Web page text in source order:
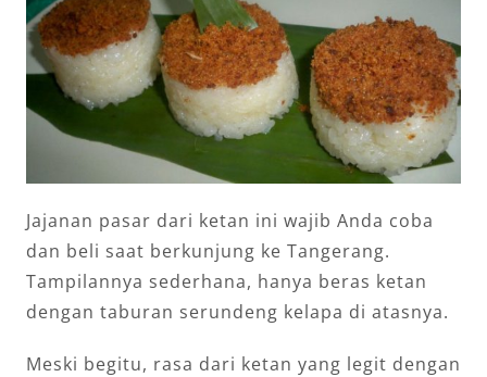
Jajanan pasar dari ketan ini wajib Anda coba
dan beli saat berkunjung ke Tangerang.
Tampilannya sederhana, hanya beras ketan
dengan taburan serundeng kelapa di atasnya.
Meski begitu, rasa dari ketan yang legit dengan